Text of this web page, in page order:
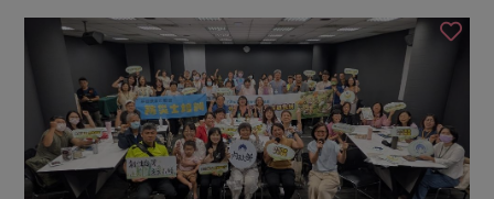
奶蛋豆・五穀
乳製品
豆製品 米麵雜糧
常備菜
蔬食
把最好的台灣味帶回家！
防災用品預購圓滿結束
2026年端午節預購圓滿結束
更多預購活動
主婦食堂 一籃菜真心話
社內大小事 合作聯合國
產品故事 生活提案
關於合作社
認識合作社
關於我們
重要公告